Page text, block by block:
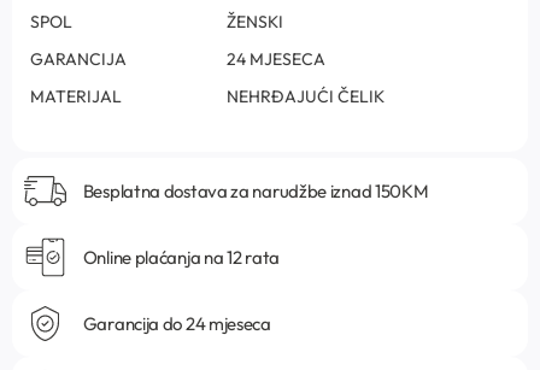
SPOL
ŽENSKI
GARANCIJA
24 MJESECA
MATERIJAL
NEHRĐAJUĆI ČELIK
Besplatna dostava za narudžbe iznad 150KM
Online plaćanja na 12 rata
Garancija do 24 mjeseca